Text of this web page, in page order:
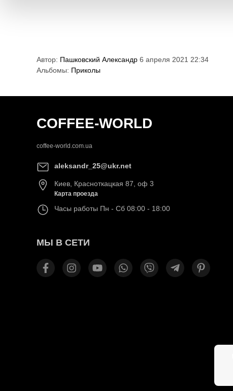
Автор: Пашковский Александр 6 апреля 2021 22:34
Альбомы: Приколы
COFFEE-WORLD
coffee-world.com.ua
aleksandr_25@ukr.net
Киев Красноткацкая 87, оф 3
Карта проезда
Часы работы Пн - Сб 08:00 - 18:00
МЫ В СЕТИ